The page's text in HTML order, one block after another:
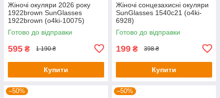
Жіночі окуляри 2026 року
1922brown SunGlasses
1922brown (o4ki-10075)
Готово до відправки
595 ₴ 1 190 ₴
Купити
Жіночі сонцезахисні окуляри
SunGlasses 1540c21 (o4ki-
6928)
Готово до відправки
199 ₴ 398 ₴
Купити
–50% –50%